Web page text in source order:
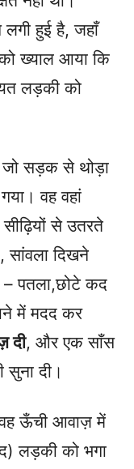
हुई है, जहाँ
को ख्याल आया कि
लड़की को
जो सड़क से थोड़ा
वह वहां
से उतरते
सांवला दिखने
पतला,छोटे कद
में मदद कर
दी, और एक साँस
दी।
वह ऊँची आवाज़ में
लड़की को भगा